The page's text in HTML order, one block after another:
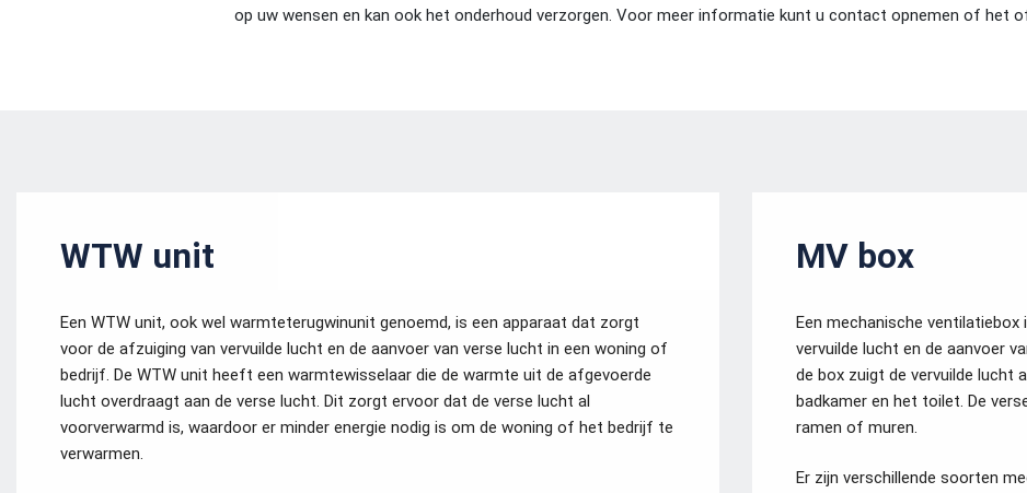
op uw wensen en kan ook het onderhoud verzorgen. Voor meer informatie kunt u contact opnemen of het
WTW unit
Een WTW unit, ook wel warmteterugwinunit genoemd, is een apparaat dat zorgt
voor de afzuiging van vervuilde lucht en de aanvoer van verse lucht in een woning of
bedrijf. De WTW unit heeft een warmtewisselaar die de warmte uit de afgevoerde
lucht overdraagt aan de verse lucht. Dit zorgt ervoor dat de verse lucht al
voorverwarmd is, waardoor er minder energie nodig is om de woning of het bedrijf te
verwarmen.
MV box
Een mechanische
vervuilde lucht en de aanvoer
de box zuigt de vervuilde lucht
badkamer en het toilet. De
ramen of muren.
Er zijn verschillende soorten